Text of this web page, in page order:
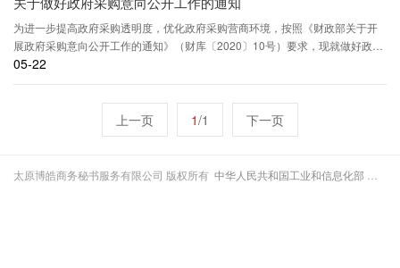
为进一步提高政府采购透明度，优化政府采购营商环境，按照《财政部关于开
展政府采购意向公开工作的通知》（财库〔2020〕10号）要求，现就做好政府
采购意向公开工作通知如下
05-22
上一页 1/1 下一页
太原博皓商务秘书服务有限公司 版权所有 中华人民共和国工业和信息化部 晋ICP备16001272号